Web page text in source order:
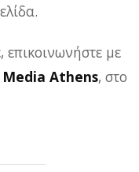
επικοινωνήστε με
Athens, στο